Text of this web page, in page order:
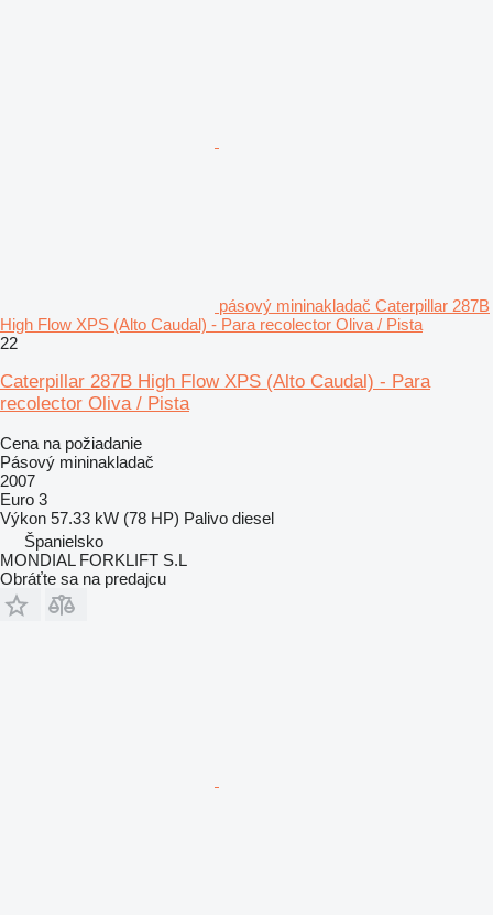
pásový mininakladač Caterpillar 287B
High Flow XPS (Alto Caudal) - Para recolector Oliva / Pista
22
Caterpillar 287B High Flow XPS (Alto Caudal) - Para
recolector Oliva / Pista
Cena na požiadanie
Pásový mininakladač
2007
Euro 3
Výkon 57.33 kW (78 HP) Palivo diesel
Španielsko
MONDIAL FORKLIFT S.L
Obráťte sa na predajcu